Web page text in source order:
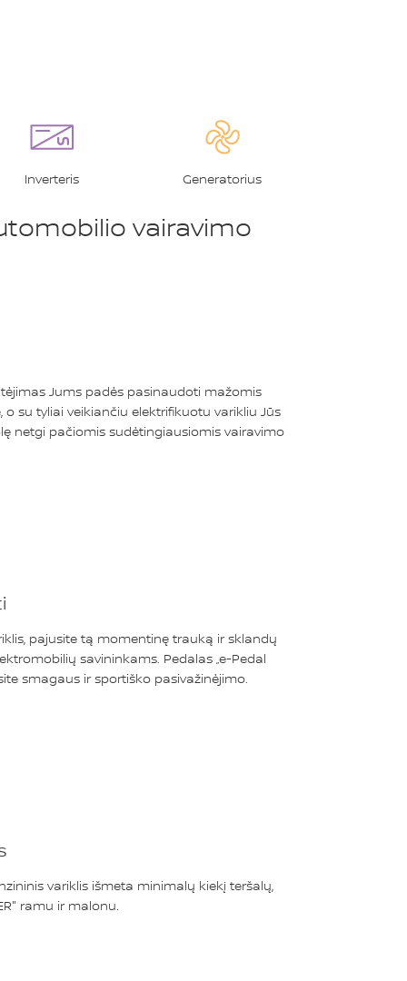
Inverteris Generatorius
vairavimo
Jums padės pasinaudoti mažomis
su tyliai veikiančiu elektrifikuotu varikliu Jūs
netgi pačiomis sudėtingiausiomis vairavimo
pajusite tą momentinę trauką ir sklandų
savininkams. Pedalas „e-Pedal
smagaus ir sportiško pasivažinėjimo.
variklis išmeta minimalų kiekį teršalų,
ramu ir malonu.